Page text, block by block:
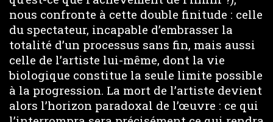
nous confronte à cette double finitude : celle
du spectateur, incapable d’embrasser la
totalité d’un processus sans fin, mais aussi
celle de l’artiste lui-même, dont la vie
biologique constitue la seule limite possible
à la progression. La mort de l’artiste devient
alors l’horizon paradoxal de l’œuvre : ce qui